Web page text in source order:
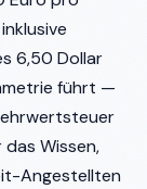
6,50 Dollar
führt —
Wissen,
Angestellten